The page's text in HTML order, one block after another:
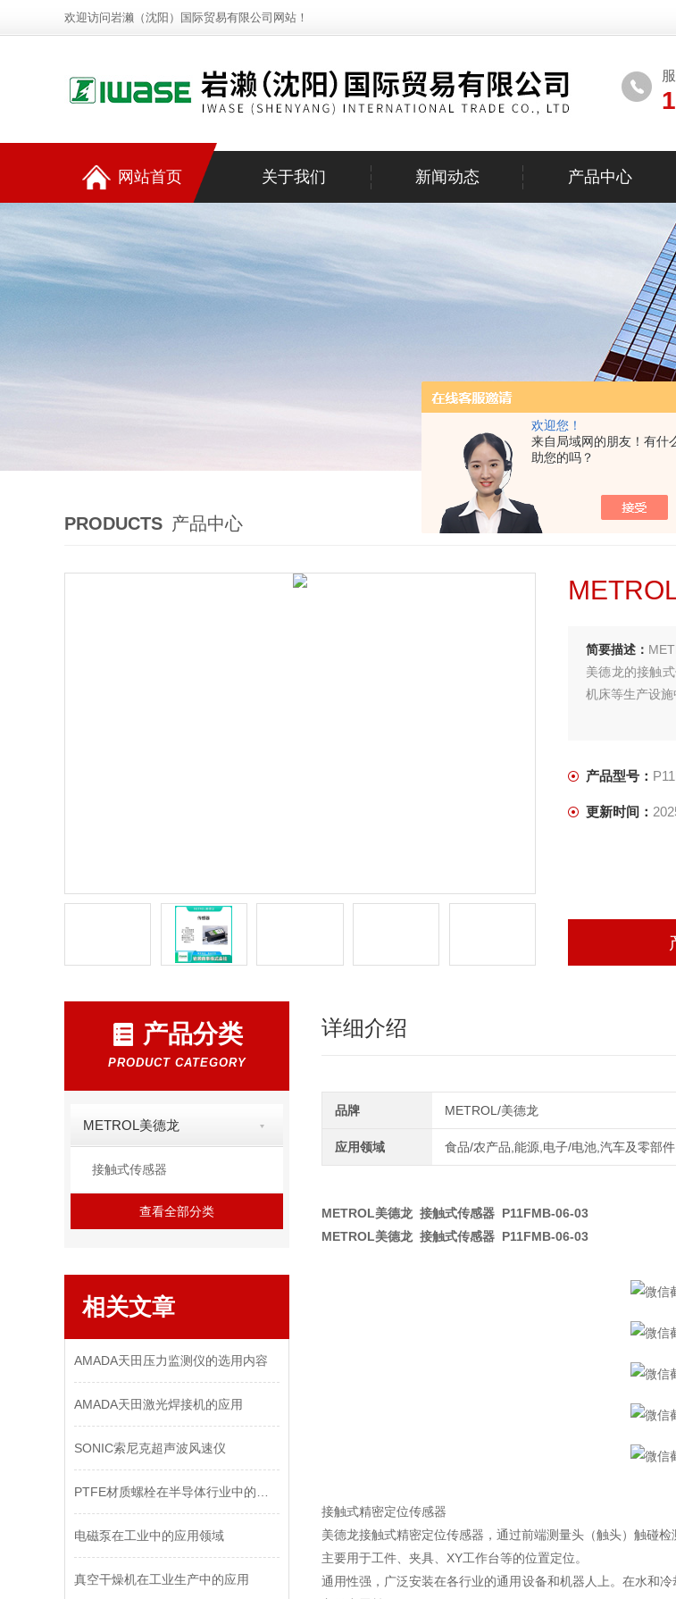
欢迎您！
来自局域网的朋友！有什
助您的吗？
欢迎访问岩濑（沈阳）国际贸易有限公司网站！
网站首页 关于我们 新闻动态 产品中心
PRODUCTS 产品中心 首页>产品中心
简要描述：
美德龙的接触
机床等生产设
产品型号：
更新时间：
产品分类
PRODUCT CATEGORY
METROL美德龙
接触式传感器
查看全部分类
相关文章
AMADA天田压力监测仪的选用内容
AMADA天田激光焊接机的应用
SONIC索尼克超声波风速仪
电磁泵在工业中的应用领域
真空干燥机在工业生产中的应用
详细介绍
品牌 METROL/美德龙
应用领域 食品/农产品,能源,电子/电池,汽车及零部
METROL美德龙 接触式传感器 P11FMB-06-03
METROL美德龙 接触式传感器 P11FMB-06-03
接触式精密定位传感器
美德龙接触式精密定位传感器，通过前端测量头（触头）触碰
主要用于工件、夹具、XY工作台等的位置定位。
通用性强，广泛安装在各行业的通用设备和机器人上。在水和